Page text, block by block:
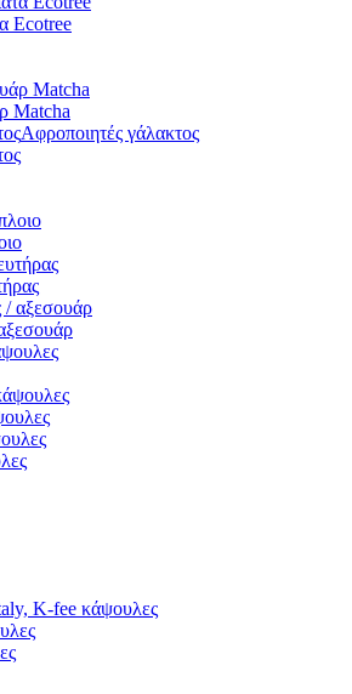
Ecotree
Matcha
Αφροποιητές γάλακτος
K-fee κάψουλες